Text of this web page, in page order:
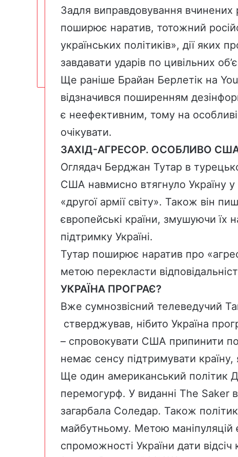
Задля виправдовування
поширює наратив, тотожний
українських політиків», дії яких
завдавати ударів по цивільних
Ще раніше Брайан Берлетік на
відзначився поширенням
є неефективним, тому на
очікувати.
ЗАХІД-АГРЕСОР. ОСОБЛИВО
Оглядач Берджан Тутар в
США навмисно втягнуло Україну у
«другої армії світу». Також він
європейські країни, змушуючи їх
підтримку Україні.
Тутар поширює наратив про
метою перекласти
УКРАЇНА ПРОГРАЄ?
Вже сумнозвісний телеведучий
стверджував, нібито Україна
– спровокувати США припинити
немає сенсу підтримувати країну,
Ще один американський політик
перемогурф. У виданні The Saker
загарбала Соледар. Також
майбутньому. Метою маніпуляцій
спроможності України дати відсіч